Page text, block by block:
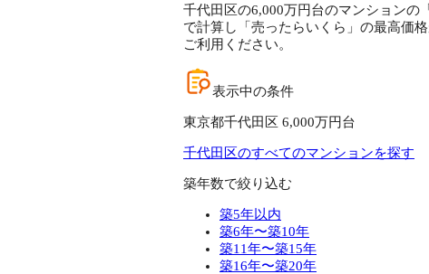
千代田区の6,000万円台のマンションの
で計算し「売ったらいくら」の最高価
ご利用ください。
表示中の条件
東京都千代田区 6,000万円台
千代田区のすべてのマンションを探す
築年数で絞り込む
築5年以内
築6年〜築10年
築11年〜築15年
築16年〜築20年